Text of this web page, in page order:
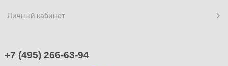
Личный кабинет
+7 (495) 266-63-94